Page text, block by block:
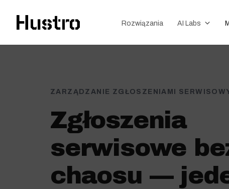
Rozwiązania AI Labs
ZARZĄDZANIE ZGŁOSZENIAMI
Zgłoszenia
serwisowe
chaosu —